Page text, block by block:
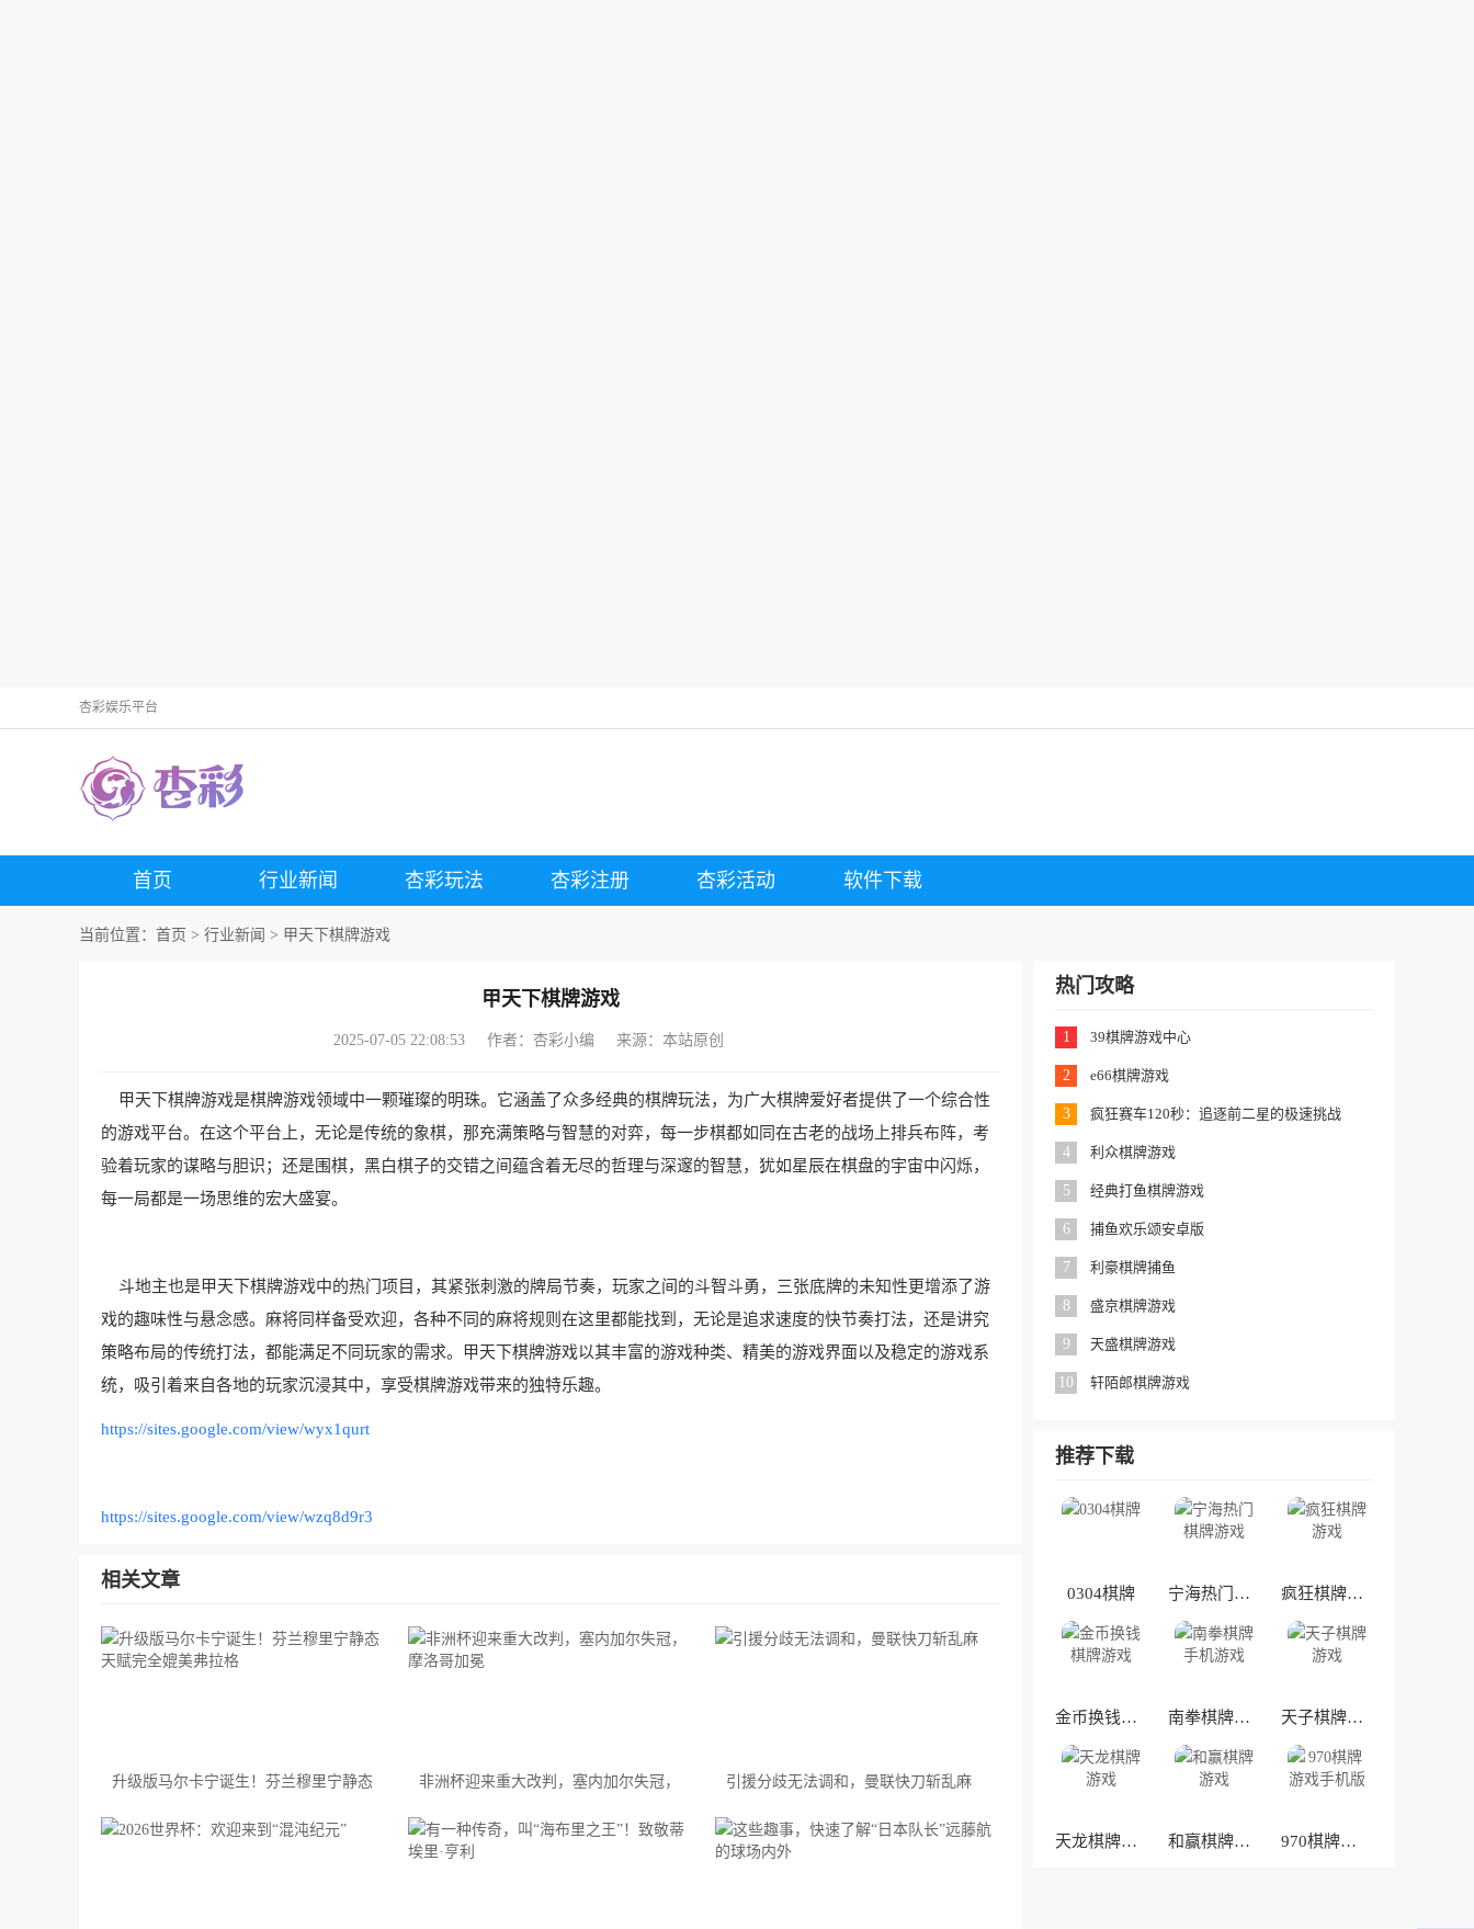
杏彩娱乐平台
首页 行业新闻 杏彩玩法 杏彩注册 杏彩活动 软件下载
当前位置： 首页 > 行业新闻 > 甲天下棋牌游戏
甲天下棋牌游戏
2025-07-05 22:08:53 作者：杏彩小编 来源：本站原创
甲天下棋牌游戏是棋牌游戏领域中一颗璀璨的明珠。它涵盖了众多经典的棋牌玩法，为广大棋牌爱好者提供了一个综合性
的游戏平台。在这个平台上，无论是传统的象棋，那充满策略与智慧的对弈，每一步棋都如同在古老的战场上排兵布阵，考
验着玩家的谋略与胆识；还是围棋，黑白棋子的交错之间蕴含着无尽的哲理与深邃的智慧，犹如星辰在棋盘的宇宙中闪烁，
每一局都是一场思维的宏大盛宴。
斗地主也是甲天下棋牌游戏中的热门项目，其紧张刺激的牌局节奏，玩家之间的斗智斗勇，三张底牌的未知性更增添了游
戏的趣味性与悬念感。麻将同样备受欢迎，各种不同的麻将规则在这里都能找到，无论是追求速度的快节奏打法，还是讲究
策略布局的传统打法，都能满足不同玩家的需求。甲天下棋牌游戏以其丰富的游戏种类、精美的游戏界面以及稳定的游戏系
统，吸引着来自各地的玩家沉浸其中，享受棋牌游戏带来的独特乐趣。
https://sites.google.com/view/wyx1qurt
https://sites.google.com/view/wzq8d9r3
相关文章
升级版马尔卡宁诞生！芬兰穆里宁静态
非洲杯迎来重大改判，塞内加尔失冠，
引援分歧无法调和，曼联快刀斩乱麻
热门攻略
1 39棋牌游戏中心
2 e66棋牌游戏
3 疯狂赛车120秒：追逐前二星的极速挑战
4 利众棋牌游戏
5 经典打鱼棋牌游戏
6 捕鱼欢乐颂安卓版
7 利豪棋牌捕鱼
8 盛京棋牌游戏
9 天盛棋牌游戏
10 轩陌郎棋牌游戏
推荐下载
0304棋牌 宁海热门棋牌游戏 疯狂棋牌游戏
金币换钱棋牌游戏 南拳棋牌手机游戏 天子棋牌游戏
天龙棋牌游戏 和赢棋牌游戏 970棋牌游戏手机版